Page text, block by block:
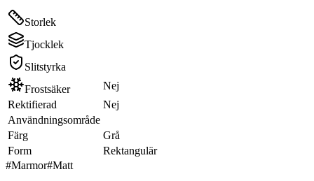
Storlek
Tjocklek
Slitstyrka
Frostsäker
Nej
Rektifierad
Nej
Användningsområde
Färg
Grå
Form
Rektangulär
#Marmor#Matt